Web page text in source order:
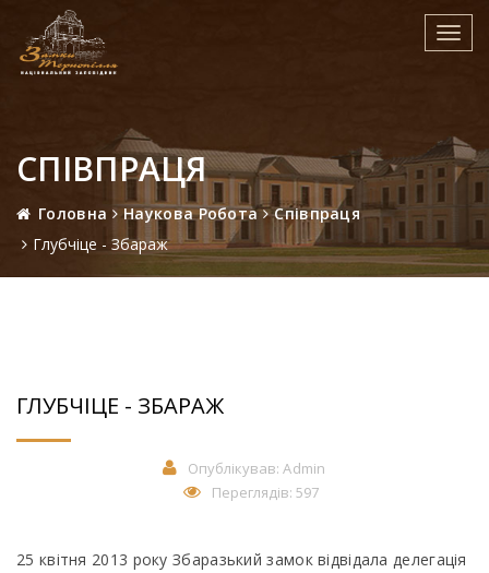
СПІВПРАЦЯ
Головна Наукова Робота
Співпраця
Глубчіце - Збараж
ГЛУБЧІЦЕ - ЗБАРАЖ
Опублікував:Admin
Переглядів: 597
25 квітня 2013 року Збаразький замок відвідала делегація